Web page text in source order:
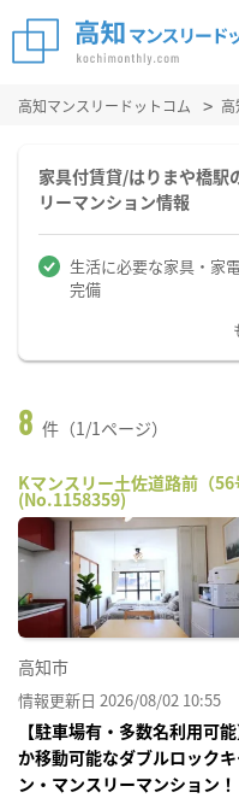
高知マンスリードットコム 高
家具付賃貸/はりまや橋駅
リーマンション情報
生活に必要な家具・家
完備
8 件（1/1ページ）
Kマンスリー土佐道路前（56
(No.1158359)
高知市
情報更新日 2026/08/02 10:55
【駐車場有・多数名利用可
か移動可能なダブルロック
ン・マンスリーマンション！